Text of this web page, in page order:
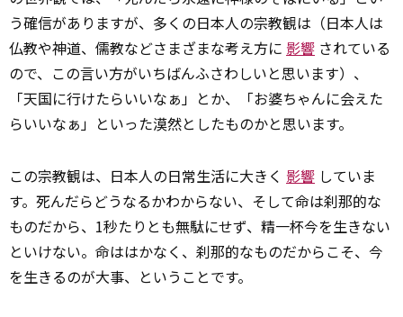
う確信がありますが、多くの日本人の宗教観は（日本人は
仏教や神道、儒教などさまざまな考え方に 影響 されている
ので、この言い方がいちばんふさわしいと思います）、
「天国に行けたらいいなぁ」とか、「お婆ちゃんに会えた
らいいなぁ」といった漠然としたものかと思います。
この宗教観は、日本人の日常生活に大きく 影響 していま
す。死んだらどうなるかわからない、そして命は刹那的な
ものだから、1秒たりとも無駄にせず、精一杯今を生きない
といけない。命ははかなく、刹那的なものだからこそ、今
を生きるのが大事、ということです。